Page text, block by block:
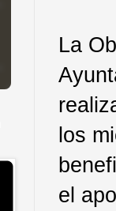
La
los
el